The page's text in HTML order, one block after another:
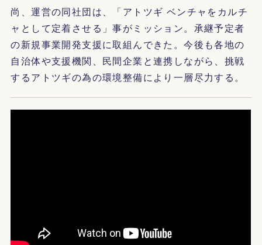
尚、運営の同社団は、「アトツギ ベンチャをカルチ
ャとして定着させる」事がミッション。承継予定者
の新規事業開発支援に取組んできた。今後も各地の
自治体や支援機関、民間企業と連携しながら、挑戦
するアトツギの為の環境整備により一層尽力する。